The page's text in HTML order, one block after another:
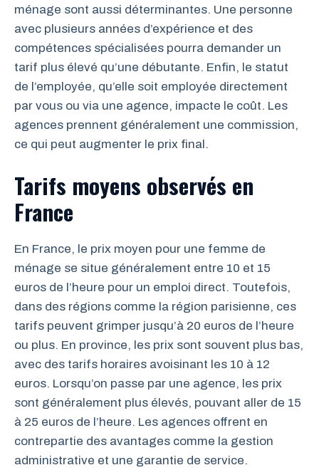
ménage sont aussi déterminantes. Une personne
avec plusieurs années d’expérience et des
compétences spécialisées pourra demander un
tarif plus élevé qu’une débutante. Enfin, le statut
de l’employée, qu’elle soit employée directement
par vous ou via une agence, impacte le coût. Les
agences prennent généralement une commission,
ce qui peut augmenter le prix final.
Tarifs moyens observés en
France
En France, le prix moyen pour une femme de
ménage se situe généralement entre 10 et 15
euros de l’heure pour un emploi direct. Toutefois,
dans des régions comme la région parisienne, ces
tarifs peuvent grimper jusqu’à 20 euros de l’heure
ou plus. En province, les prix sont souvent plus bas,
avec des tarifs horaires avoisinant les 10 à 12
euros. Lorsqu’on passe par une agence, les prix
sont généralement plus élevés, pouvant aller de 15
à 25 euros de l’heure. Les agences offrent en
contrepartie des avantages comme la gestion
administrative et une garantie de service.